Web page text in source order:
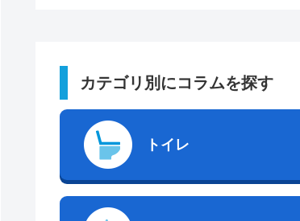
カテゴリ別にコラムを探す
トイレ